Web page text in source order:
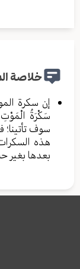
خلاصة
إن سكرة
سَكْرَةُ الْمَوْتِ
سوف تأتينا؛
هذه
بعدها بغير